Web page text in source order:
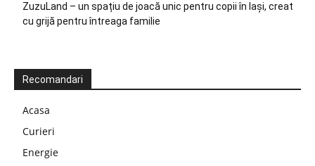
ZuzuLand – un spațiu de joacă unic pentru copii în Iași, creat
cu grijă pentru întreaga familie
Recomandari
Acasa
Curieri
Energie